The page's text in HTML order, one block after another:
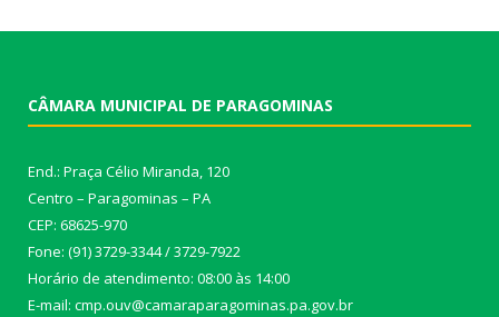
CÂMARA MUNICIPAL DE PARAGOMINAS
End.: Praça Célio Miranda, 120
Centro – Paragominas – PA
CEP: 68625-970
Fone: (91) 3729-3344 / 3729-7922
Horário de atendimento: 08:00 às 14:00
E-mail: cmp.ouv@camaraparagominas.pa.gov.br